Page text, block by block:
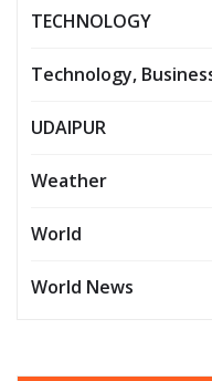
TECHNOLOGY
Technology,
UDAIPUR
Weather
World
World News